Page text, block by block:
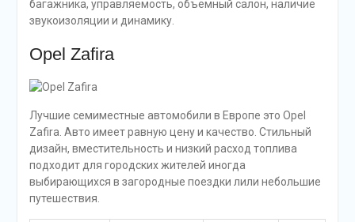
багажника, управляемость, объемный салон, наличие
звукоизоляции и динамику.
Opel Zafira
Лучшие семиместные автомобили в Европе это Opel
Zafira. Авто имеет равную цену и качество. Стильный
дизайн, вместительность и низкий расход топлива
подходит для городских жителей иногда
выбирающихся в загородные поездки лили небольшие
путешествия.